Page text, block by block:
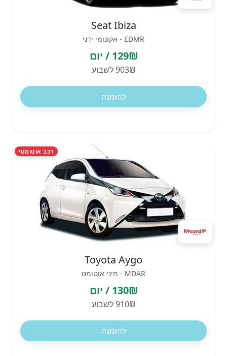
Seat Ibiza
EDMR - אקונומי ידני
129₪ / יום
903₪ לשבוע
להזמנה
רכב אוטומטי
Toyota Aygo
MDAR - מיני אוטומט
130₪ / יום
910₪ לשבוע
להזמנה